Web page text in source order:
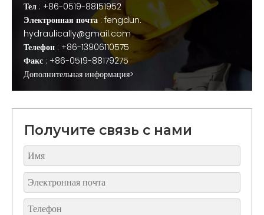
Тел : +86-0519-88151952
Электронная почта : fengdun.
hydraulically@gmail.com
Телефон : +86-13906110575
Факс : +86-0519-88179275
Дополнительная информация>
Получите связь с нами